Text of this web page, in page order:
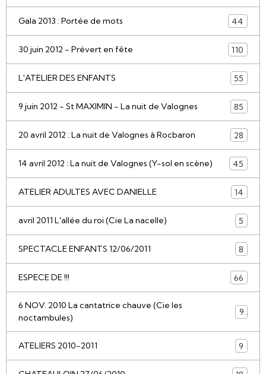
Gala 2013 : Portée de mots 44
30 juin 2012 - Prévert en fête 110
L'ATELIER DES ENFANTS 55
9 juin 2012 - St MAXIMIN - La nuit de Valognes 85
20 avril 2012 : La nuit de Valognes à Rocbaron 28
14 avril 2012 : La nuit de Valognes (Y-sol en scène) 45
ATELIER ADULTES AVEC DANIELLE 14
avril 2011 L'allée du roi (Cie La nacelle) 5
SPECTACLE ENFANTS 12/06/2011 8
ESPECE DE !!! 66
6 NOV. 2010 La cantatrice chauve (Cie les
noctambules)
9
ATELIERS 2010-2011 9